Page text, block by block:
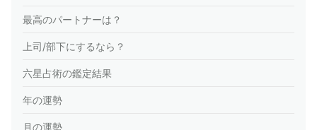
最高のパートナーは？
上司/部下にするなら？
六星占術の鑑定結果
年の運勢
月の運勢